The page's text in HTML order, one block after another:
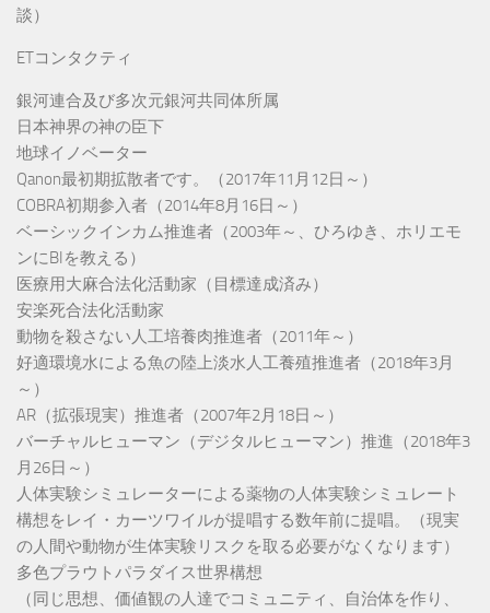
談）
ETコンタクティ
銀河連合及び多次元銀河共同体所属
日本神界の神の臣下
地球イノベーター
Qanon最初期拡散者です。（2017年11月12日～）
COBRA初期参入者（2014年8月16日～）
ベーシックインカム推進者（2003年～、ひろゆき、ホリエモ
ンにBIを教える）
医療用大麻合法化活動家（目標達成済み）
安楽死合法化活動家
動物を殺さない人工培養肉推進者（2011年～）
好適環境水による魚の陸上淡水人工養殖推進者（2018年3月
～）
AR（拡張現実）推進者（2007年2月18日～）
バーチャルヒューマン（デジタルヒューマン）推進（2018年3
月26日～）
人体実験シミュレーターによる薬物の人体実験シミュレート
構想をレイ・カーツワイルが提唱する数年前に提唱。（現実
の人間や動物が生体実験リスクを取る必要がなくなります）
多色プラウトパラダイス世界構想
（同じ思想、価値観の人達でコミュニティ、自治体を作り、